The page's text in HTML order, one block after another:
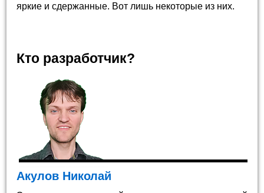
яркие и сдержанные. Вот лишь некоторые из них.
Кто разработчик?
Акулов Николай